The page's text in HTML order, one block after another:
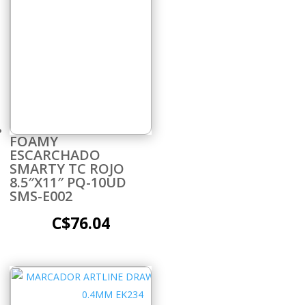
FOAMY
ESCARCHADO
SMARTY TC ROJO
8.5″X11″ PQ-10UD
SMS-E002
C$76.04